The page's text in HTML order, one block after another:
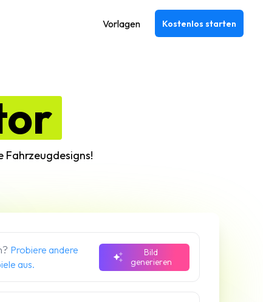
Vorlagen Kostenlos starten
Fahrzeugdesigns!
Probiere andere
aus.
Bild
generieren